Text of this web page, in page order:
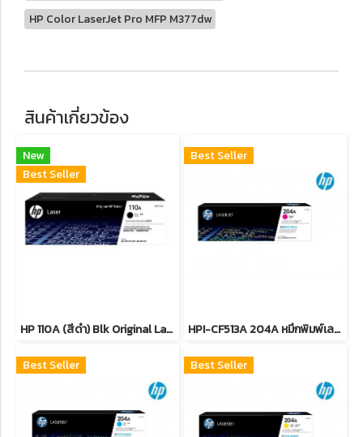
HP Color LaserJet Pro MFP M377dw
สินค้าเกี่ยวข้อง
New
Best Seller
HP 110A (สีดำ) Blk Original Laser Toner Crtg หมึกพิมพ์เลเซอร์เอชพี รับประกันศูนย์บริการของแท้แน่นอน
Best Seller
HPI-CF513A 204A หมึกพิมพ์เลเซอร์โทนเนอร์สีแดง รับประกันศูนย์บริการของแท้แน่นอน
Best Seller Best Seller